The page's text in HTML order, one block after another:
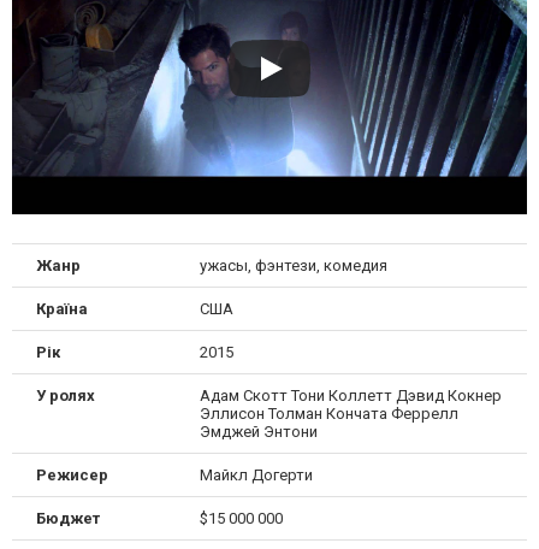
Жанр ужасы, фэнтези, комедия
Країна США
Рік 2015
У ролях
Адам Скотт Тони Коллетт Дэвид Кокнер
Эллисон Толман Кончата Феррелл
Эмджей Энтони
Режисер Майкл Догерти
Бюджет $15 000 000